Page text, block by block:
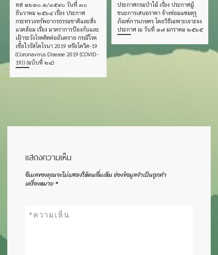
ทส ๑๖๑๐.๑/๓๕๙๐ วันที่ ๓๐
ธันวาคม ๒๕๖๔ เรื่อง ประกาศ
กระทรวงทรัพยากรธรรมชาติและสิ่ง
แวดล้อม เรื่อง มาตราการป้องกันและ
เฝ้าระวังโรคติดต่ออันตราย กรณีโรค
เชื้อไวรัสโคโรนา 2019 หรือโควิด-19
(Coronavirus Disease 2019 (COVID-
19)) (ฉบับที่ ๒๔)
ประกาศกรมป่าไม้ เรื่อง ประกาศผู้
ชนะการเสนอราคา จ้างซ่อมแซมคุรุ
ภัณฑ์การเกษตร โดยวิธีเฉพาะเจาะจง
ประกาศ ณ วันที่ ๑๗ มกราคม ๒๕๖๕
แสดงความเห็น
อีเมลของคุณจะไม่แสดงให้คนอื่นเห็นช่องข้อมูลจำเป็นถูกทำ
เครื่องหมาย*
ความเห็น
*